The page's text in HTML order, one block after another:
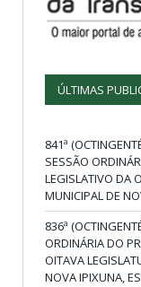
ÚLTIMAS
841ª
SESSÃO
LEGISLATIVO DA
MUNICIPAL DE
836ª
ORDINÁRIA DO
OITAVA
NOVA IPIXUNA,